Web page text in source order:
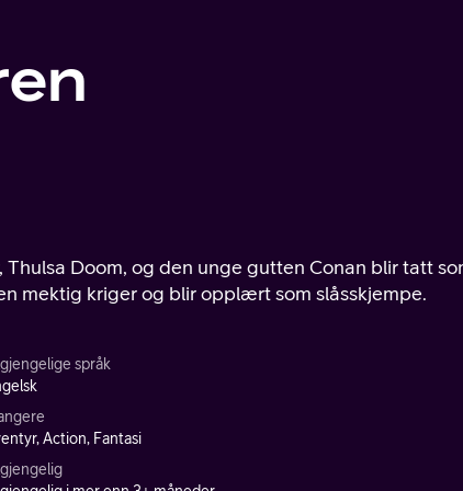
Doom, og den unge gutten Conan blir tatt
mektig kriger og blir opplært som slåsskjempe.
språk
Action, Fantasi